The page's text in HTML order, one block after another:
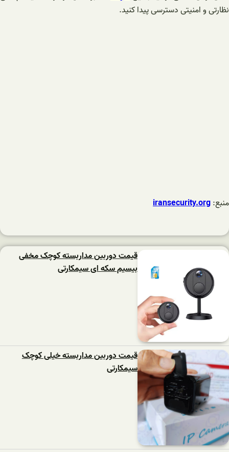
نظارتی و امنیتی دسترسی پیدا کنید.
منبع:iransecurity.org
قیمت دوربین مداربسته کوچک مخفی
بیسیم سکه ای سیمکارتی
قیمت دوربین مداربسته خیلی کوچک
سیمکارتی